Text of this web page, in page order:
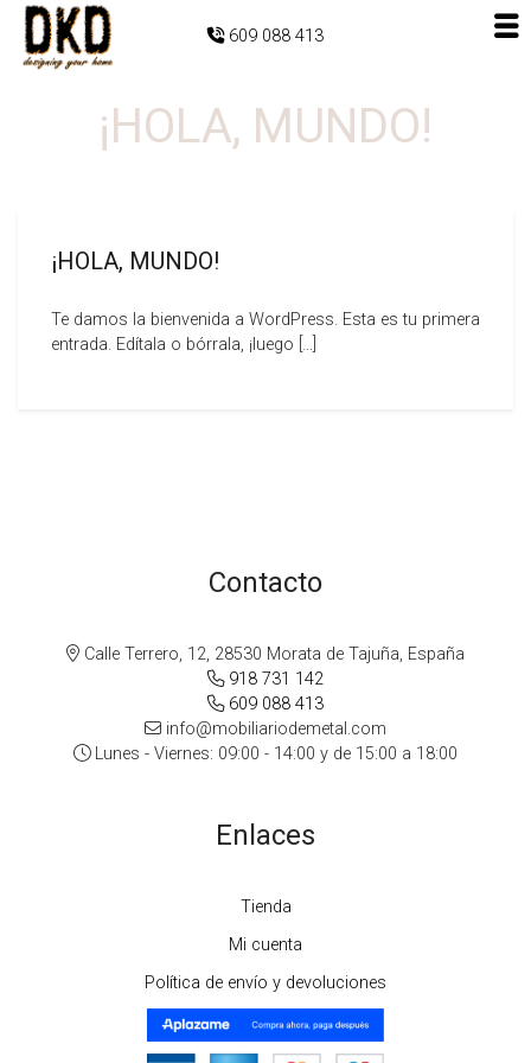
609 088 413
¡HOLA, MUNDO!
¡HOLA, MUNDO!
Te damos la bienvenida a WordPress. Esta es tu primera
entrada. Edítala o bórrala, ¡luego […]
Contacto
Calle Terrero, 12, 28530 Morata de Tajuña, España
918 731 142
609 088 413
info@mobiliariodemetal.com
Lunes - Viernes: 09:00 - 14:00 y de 15:00 a 18:00
Enlaces
Tienda
Mi cuenta
Política de envío y devoluciones